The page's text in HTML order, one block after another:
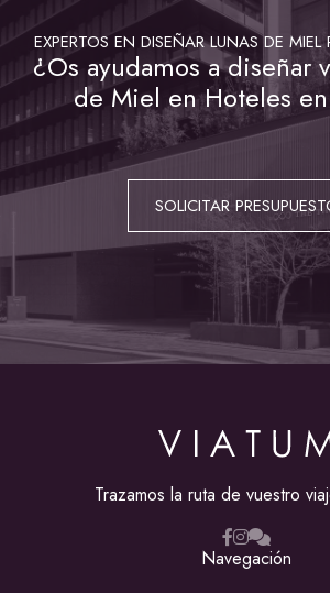
EXPERTOS EN DISEÑAR LUNAS DE MIEL
¿Os ayudamos a diseñar
de Miel en Hoteles
SOLICITAR
Trazamos la ruta de vuestro
Navegación